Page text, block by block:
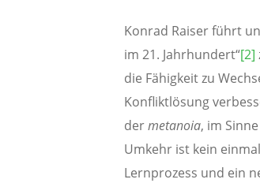
Konrad Raiser führt
im 21. Jahrhundert“[2]
die Fähigkeit zu
Konfliktlösung
dermetanoia, im
Umkehr ist kein
Lernprozess und ein